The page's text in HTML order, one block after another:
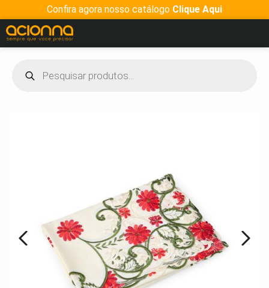
Confira agora nosso catálogo Clique Aqui